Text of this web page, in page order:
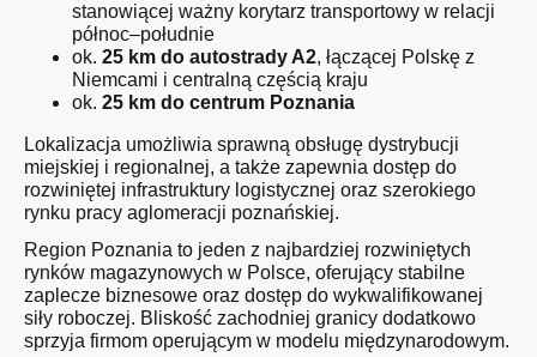
stanowiącej ważny korytarz transportowy w relacji
północ–południe
ok. 25 km do autostrady A2, łączącej Polskę z
Niemcami i centralną częścią kraju
ok. 25 km do centrum Poznania
Lokalizacja umożliwia sprawną obsługę dystrybucji
miejskiej i regionalnej, a także zapewnia dostęp do
rozwiniętej infrastruktury logistycznej oraz szerokiego
rynku pracy aglomeracji poznańskiej.
Region Poznania to jeden z najbardziej rozwiniętych
rynków magazynowych w Polsce, oferujący stabilne
zaplecze biznesowe oraz dostęp do wykwalifikowanej
siły roboczej. Bliskość zachodniej granicy dodatkowo
sprzyja firmom operującym w modelu międzynarodowym.